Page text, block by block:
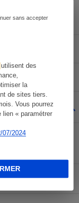
utilisent des
la
de sites tiers.
Vous pourrez
lien « paramétrer
07/2024
sans accepter
Non
Oui
Oui